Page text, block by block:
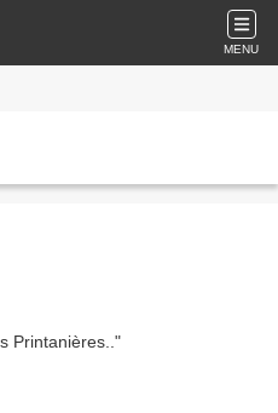
MENU